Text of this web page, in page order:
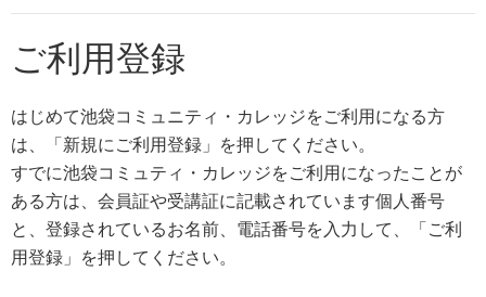
ご利用登録
はじめて池袋コミュニティ・カレッジをご利用になる方
は、「新規にご利用登録」を押してください。
すでに池袋コミュティ・カレッジをご利用になったことが
ある方は、会員証や受講証に記載されています個人番号
と、登録されているお名前、電話番号を入力して、「ご利
用登録」を押してください。